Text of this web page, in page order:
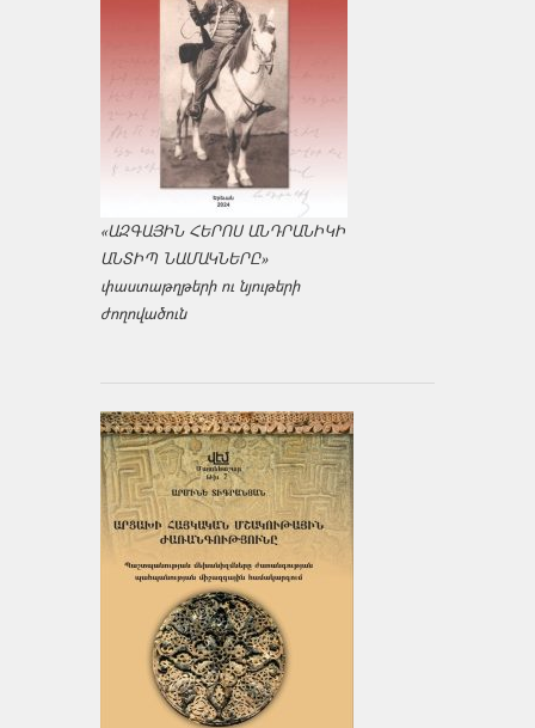
«ԱԶԳԱՅԻՆ ՀԵՐՈՍ ԱՆԴՐԱՆԻԿԻ
ԱՆՏԻՊ ՆԱՄԱԿՆԵՐԸ»
փաստաթղթերի ու նյութերի
ժողովածուն